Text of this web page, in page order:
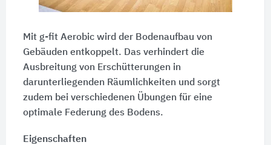
Mit g-fit Aerobic wird der Bodenaufbau von
Gebäuden entkoppelt. Das verhindert die
Ausbreitung von Erschütterungen in
darunterliegenden Räumlichkeiten und sorgt
zudem bei verschiedenen Übungen für eine
optimale Federung des Bodens.
Eigenschaften